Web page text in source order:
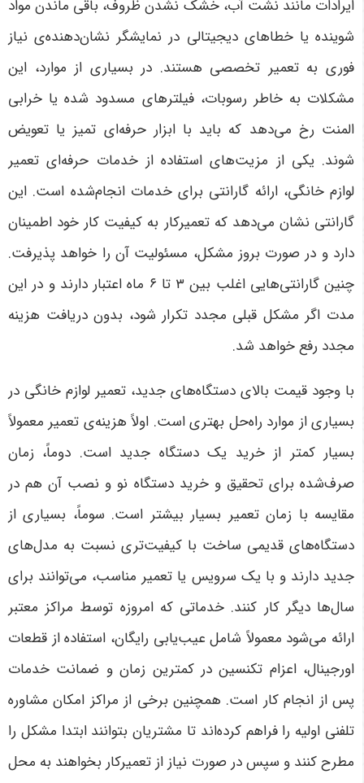
ایرادات مانند نشت آب، خشک نشدن ظروف، باقی ماندن مواد
شوینده یا خطاهای دیجیتالی در نمایشگر نشان‌دهنده‌ی نیاز
فوری به تعمیر تخصصی هستند. در بسیاری از موارد، این
مشکلات به خاطر رسوبات، فیلترهای مسدود شده یا خرابی
المنت رخ می‌دهد که باید با ابزار حرفه‌ای تمیز یا تعویض
شوند.یکی از مزیت‌های استفاده از خدمات حرفه‌ای تعمیر
لوازم خانگی، ارائه گارانتی برای خدمات انجام‌شده است. این
گارانتی نشان می‌دهد که تعمیرکار به کیفیت کار خود اطمینان
دارد و در صورت بروز مشکل، مسئولیت آن را خواهد پذیرفت.
چنین گارانتی‌هایی اغلب بین
۳ تا ۶ ماه اعتبار دارند و در این
مدت اگر مشکل قبلی مجدد تکرار شود، بدون دریافت هزینه
مجدد رفع خواهد شد.
با وجود قیمت بالای دستگاه‌های جدید، تعمیر لوازم خانگی در
بسیاری از موارد راه‌حل بهتری است. اولاً هزینه‌ی تعمیر معمولاً
بسیار کمتر از خرید یک دستگاه جدید است. دوماً، زمان
صرف‌شده برای تحقیق و خرید دستگاه نو و نصب آن هم در
مقایسه با زمان تعمیر بسیار بیشتر است. سوماً، بسیاری از
دستگاه‌های قدیمی ساخت با کیفیت‌تری نسبت به مدل‌های
جدید دارند و با یک سرویس یا تعمیر مناسب، می‌توانند برای
سال‌ها دیگر کار کنند. خدماتی که امروزه توسط مراکز معتبر
ارائه می‌شود معمولاً شامل عیب‌یابی رایگان، استفاده از قطعات
اورجینال، اعزام تکنسین در کمترین زمان و ضمانت خدمات
پس از انجام کار است. همچنین برخی از مراکز امکان مشاوره
تلفنی اولیه را فراهم کرده‌اند تا مشتریان بتوانند ابتدا مشکل را
مطرح کنند و سپس در صورت نیاز از تعمیرکار بخواهند به محل